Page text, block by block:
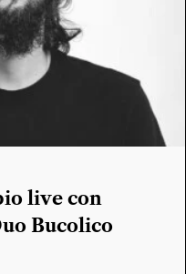
live con
Bucolico